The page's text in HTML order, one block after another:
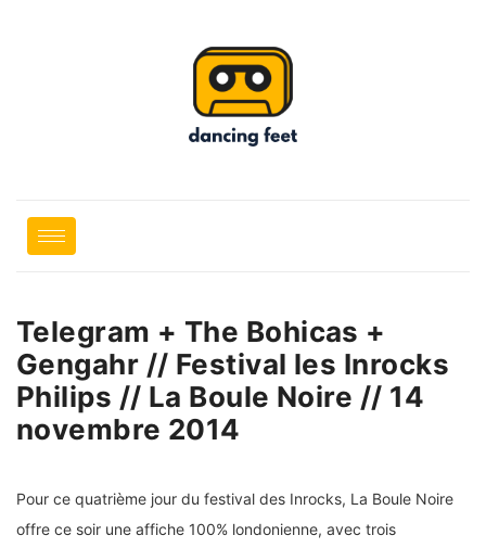
Telegram + The Bohicas +
Gengahr // Festival les Inrocks
Philips // La Boule Noire // 14
novembre 2014
Pour ce quatrième jour du festival des Inrocks, La Boule Noire
offre ce soir une affiche 100% londonienne, avec trois